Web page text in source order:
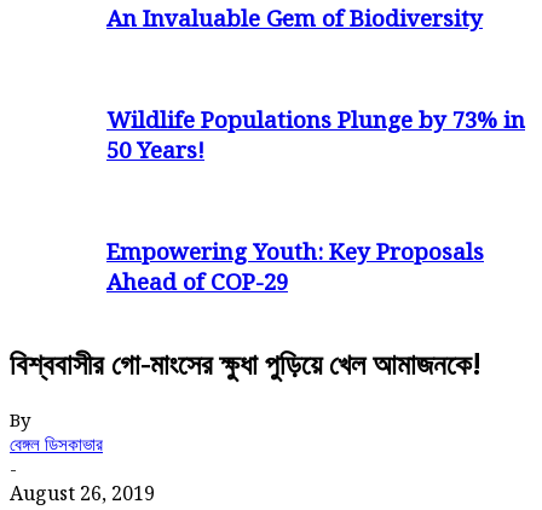
An Invaluable Gem of Biodiversity
Wildlife Populations Plunge by 73% in
50 Years!
Empowering Youth: Key Proposals
Ahead of COP-29
বিশ্ববাসীর গো-মাংসের ক্ষুধা পুড়িয়ে খেল আমাজনকে!
By
বেঙ্গল ডিসকাভার
-
August 26, 2019